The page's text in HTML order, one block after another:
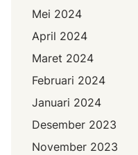
Mei 2024
April 2024
Maret 2024
Februari 2024
Januari 2024
Desember 2023
November 2023